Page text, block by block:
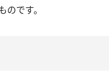
です。